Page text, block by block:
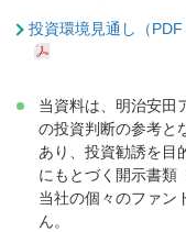
投資環境見通し（PDF
当資料は、明治安田
の投資判断の参考と
あり、投資勧誘を目
にもとづく開示書類
当社の個々のファン
ん。